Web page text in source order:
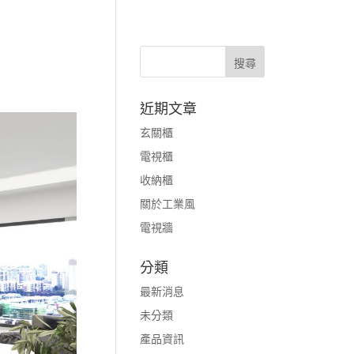
近期文章
玄關櫃
電視櫃
收納櫃
關於工業風
電視牆
分類
最新消息
未分類
產品資訊